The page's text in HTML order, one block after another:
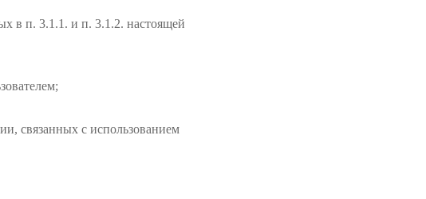
в п. 3.1.1. и п. 3.1.2. настоящей
связанных с использованием